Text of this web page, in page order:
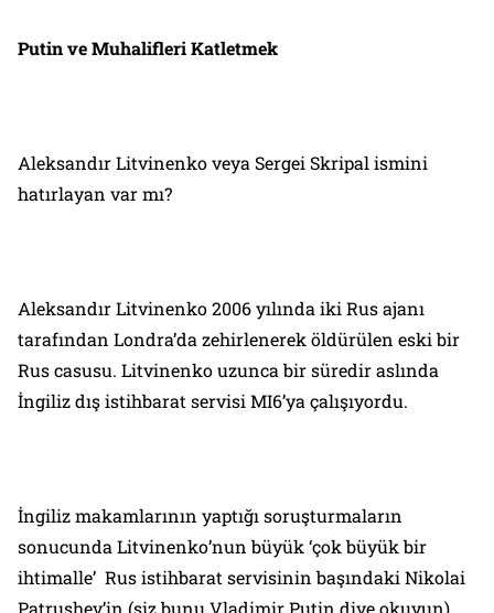
Putin ve Muhalifleri Katletmek
Aleksandır Litvinenko veya Sergei Skripal ismini
hatırlayan var mı?
Aleksandır Litvinenko 2006 yılında iki Rus ajanı
tarafından Londra’da zehirlenerek öldürülen eski bir
Rus casusu. Litvinenko uzunca bir süredir aslında
İngiliz dış istihbarat servisi MI6’ya çalışıyordu.
İngiliz makamlarının yaptığı soruşturmaların
sonucunda Litvinenko’nun büyük ‘çok büyük bir
ihtimalle’ Rus istihbarat servisinin başındaki Nikolai
Patrushev’in (siz bunu Vladimir Putin diye okuyun)